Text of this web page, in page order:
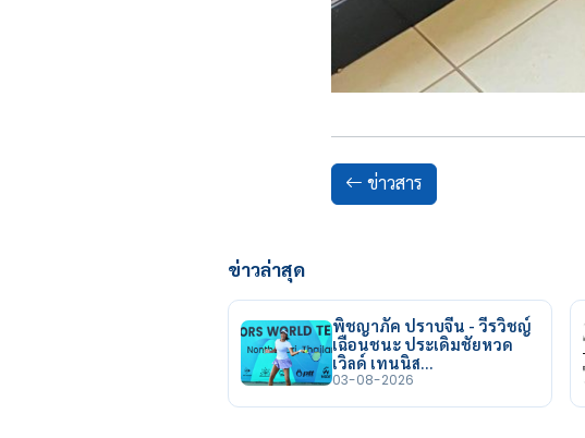
ข่าวสาร
ข่าวล่าสุด
พิชญาภัค ปราบจีน - วีรวิชญ์
เฉือนชนะ ประเดิมชัยหวด
เวิลด์ เทนนิส…
03-08-2026